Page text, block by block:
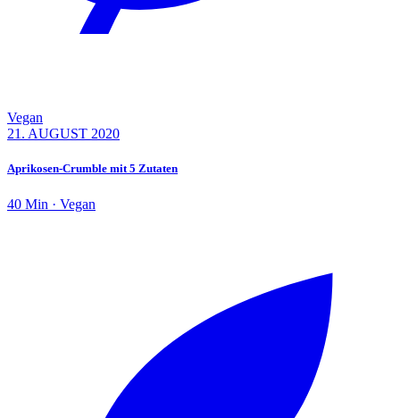
Vegan
21. AUGUST 2020
Aprikosen-Crumble mit 5 Zutaten
40 Min · Vegan